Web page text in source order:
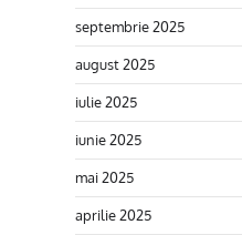
septembrie 2025
august 2025
iulie 2025
iunie 2025
mai 2025
aprilie 2025